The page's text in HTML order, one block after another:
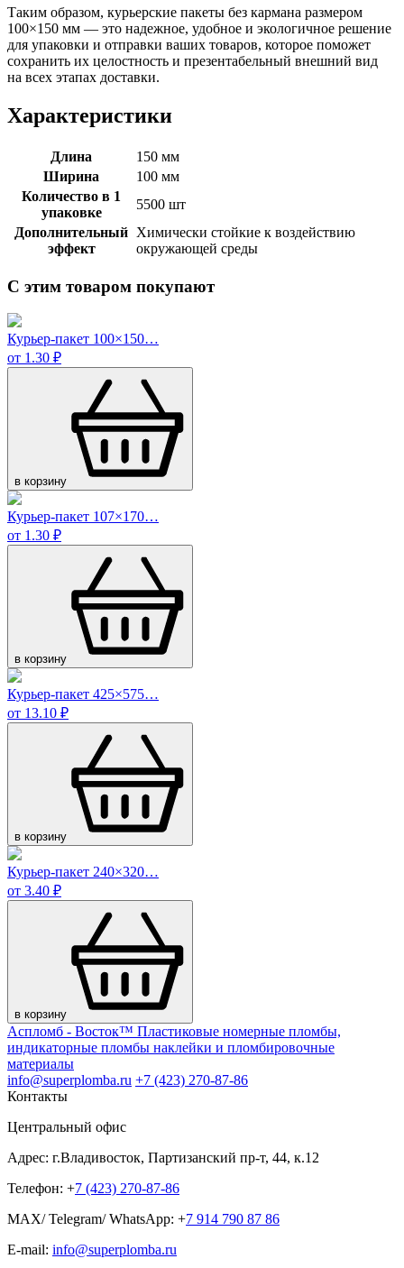
Таким образом, курьерские пакеты без кармана размером
100×150 мм — это надежное, удобное и экологичное решение
для упаковки и отправки ваших товаров, которое поможет
сохранить их целостность и презентабельный внешний вид
на всех этапах доставки.
Характеристики
Длина
150 мм
Ширина
100 мм
Количество в 1
упаковке
5500 шт
Дополнительный
эффект
Химически стойкие к воздействию
окружающей среды
С этим товаром покупают
Курьер-пакет 100×150…
от 1.30 ₽
в корзину
Курьер-пакет 107×170…
от 1.30 ₽
в корзину
Курьер-пакет 425×575…
от 13.10 ₽
в корзину
Курьер-пакет 240×320…
от 3.40 ₽
в корзину
Аспломб - Восток™ Пластиковые номерные пломбы,
индикаторные пломбы наклейки и пломбировочные
материалы
info@superplomba.ru +7 (423) 270-87-86
Контакты
Центральный офис
Адрес: г.Владивосток, Партизанский пр-т, 44, к.12
Телефон: +7 (423) 270-87-86
MAX/ Telegram/ WhatsApp: +7 914 790 87 86
E-mail: info@superplomba.ru